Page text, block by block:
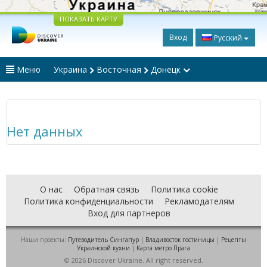
ПОКАЗАТЬ КАРТУ
Вход Русский
Меню Украина Восточная Донецк
Нет данных
О нас Обратная связь
Политика cookie
Политика конфиденциальности
Рекламодателям
Вход для партнеров
Наши проекты: Путеводитель Сингапур | Владивосток гостиницы | Рецепты
Украинской кухни | Карта метро Прага
© 2026 Discover Ukraine. All right reserved.